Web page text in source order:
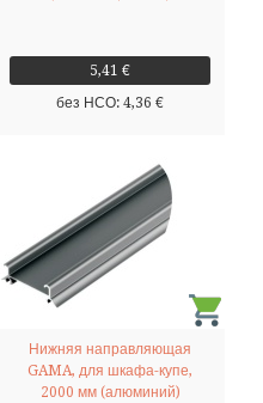
5,41 €
без НСО: 4,36 €
Нижняя направляющая
GAMA, для шкафа-купе,
2000 мм (алюминий)